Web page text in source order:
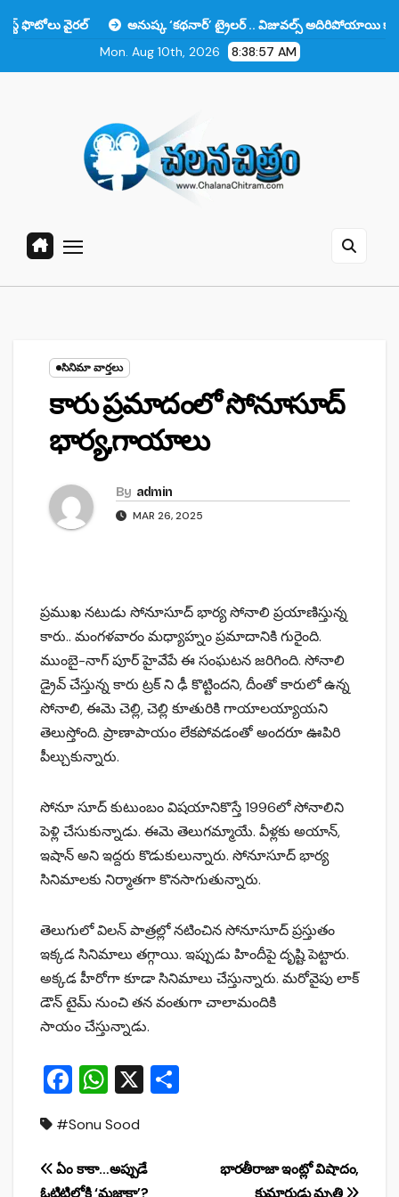
to
అనుష్క ‘కథనార్’ ట్రైలర్ .. విజువల్స్ అదిరిపోయాయి కానీ ఆ ఒక్కటే
Mon. Aug 10th, 2026
8:38:58 AM
సినిమా వార్తలు
కారు ప్రమాదంలో సోనూసూద్
భార్య,గాయాలు
By admin
MAR 26, 2025
ప్రముఖ నటుడు సోనూసూద్ భార్య సోనాలి ప్రయాణిస్తున్న
కారు.. మంగళవారం మధ్యాహ్నం ప్రమాదానికి గురైంది.
ముంబై-నాగ్ పూర్ హైవేపే ఈ సంఘటన జరిగింది. సోనాలి
డ్రైవ్ చేస్తున్న కారు ట్రక్ ని ఢీ కొట్టిందని, దీంతో కారులో ఉన్న
సోనాలి, ఈమె చెల్లి, చెల్లి కూతురికి గాయాలయ్యాయని
తెలుస్తోంది. ప్రాణాపాయం లేకపోవడంతో అందరూ ఊపిరి
పీల్చుకున్నారు.
సోనూ సూద్ కుటుంబం విషయానికొస్తే 1996లో సోనాలిని
పెళ్లి చేసుకున్నాడు. ఈమె తెలుగమ్మాయే. వీళ్లకు అయాన్,
ఇషాన్ అని ఇద్దరు కొడుకులున్నారు. సోనూసూద్ భార్య
సినిమాలకు నిర్మాతగా కొనసాగుతున్నారు.
తెలుగులో విలన్ పాత్రల్లో నటించిన సోనూసూద్ ప్రస్తుతం
ఇక్కడ సినిమాలు తగ్గాయి. ఇప్పుడు హిందీపై దృష్టి పెట్టారు.
అక్కడ హీరోగా కూడా సినిమాలు చేస్తున్నారు. మరోవైపు లాక్
డౌన్ టైమ్ నుంచి తన వంతుగా చాలామందికి
సాయం చేస్తున్నాడు.
F
c
e
W
at
s
X
#Sonu Sood
Post
భారతీరాజా ఇంట్లో విషాదం,
ఏం కాకా…అప్పుడే